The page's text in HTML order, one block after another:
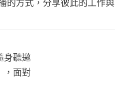
身聽邀
，面對